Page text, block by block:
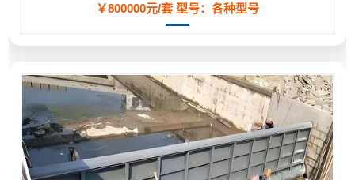
￥800000元/套型号：各种型号